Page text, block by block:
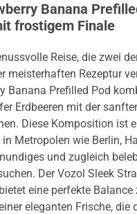
Banana
frostigem Finale
Reise, die zwei
meisterhaften Rezeptur
Banana Prefilled Pod
Erdbeeren mit der
Diese Komposition ist
Metropolen wie Berlin,
und zugleich
Der Vozol Sleek
eine perfekte Balance
eleganten Frische, die